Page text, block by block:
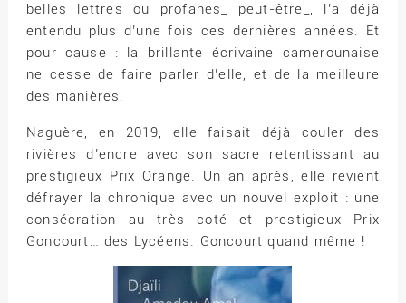
belles lettres ou profanes_ peut-être_, l’a déjà
entendu plus d’une fois ces dernières années. Et
pour cause : la brillante écrivaine camerounaise
ne cesse de faire parler d’elle, et de la meilleure
des manières.
Naguère, en 2019, elle faisait déjà couler des
rivières d’encre avec son sacre retentissant au
prestigieux Prix Orange. Un an après, elle revient
défrayer la chronique avec un nouvel exploit : une
consécration au très coté et prestigieux Prix
Goncourt… des Lycéens. Goncourt quand même !